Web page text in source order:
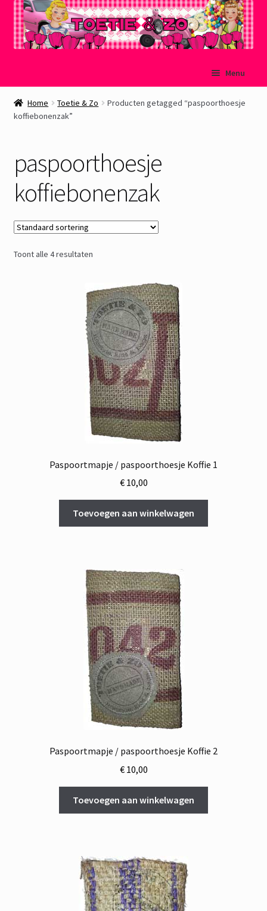
naar
navigatie
de
inhoud
Menu
Welkom
Winkelmand
Afrekenen
Over Toetie & Zo
Gastenboek
Home Toetie & Zo
Producten getagged “paspoorthoesje
koffiebonenzak”
paspoorthoesje
koffiebonenzak
Toont alle 4 resultaten
Paspoortmapje / paspoorthoesje Koffie 1
€10,00
Toevoegen aan winkelwagen
Paspoortmapje / paspoorthoesje Koffie 2
€10,00
Toevoegen aan winkelwagen